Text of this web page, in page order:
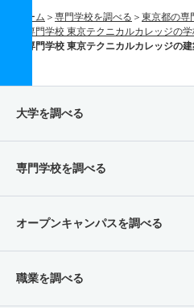
ホーム 専門学校を調べる
東京都の専
専門学校 東京テクニカルカレッジの
専門学校 東京テクニカルカレッジの
大学を調べる
専門学校を調べる
オープンキャンパスを調べる
職業を調べる